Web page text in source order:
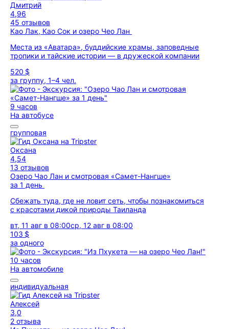
Дмитрий
4,96
45 отзывов
Као Лак, Као Сок и озеро Чео Лан
Места из «Аватара», буддийские храмы, заповедные
тропики и тайские истории — в дружеской компании
520 $
за группу, 1–4 чел.
9 часов
На автобусе
групповая
Оксана
4,54
13 отзывов
Озеро Чао Лан и смотровая «Самет-Нангше»
за 1 день
Сбежать туда, где не ловит сеть, чтобы познакомиться
с красотами дикой природы Таиланда
вт, 11 авг в 08:00ср, 12 авг в 08:00
103 $
за одного
10 часов
На автомобиле
индивидуальная
Алексей
3,0
2 отзыва